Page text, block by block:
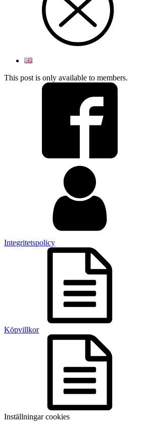
This post is only available to members.
Integritetspolicy
Köpvillkor
Inställningar cookies